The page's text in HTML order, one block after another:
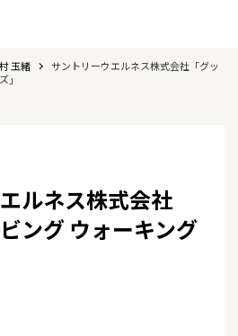
玉緒
サントリーウエルネス株式会社「グッ
」
ルネス株式会社
ング ウォーキング